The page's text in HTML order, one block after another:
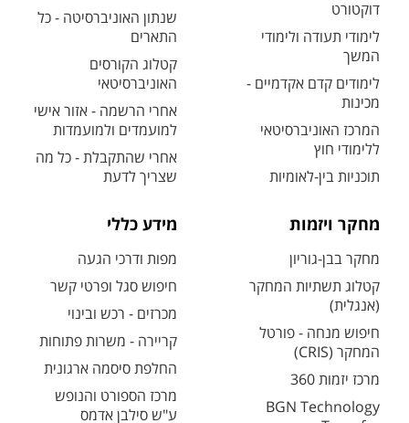
דוקטורט
לימודי תעודה ולימודי
המשך
לימודים קדם אקדמיים -
מכינות
המרכז האוניברסיטאי
ללימודי חוץ
תוכניות בין-לאומיות
שנתון האוניברסיטה - כל
התארים
קטלוג הקורסים
האוניברסיטאי
אחרי הרשמה - אזור אישי
למועמדים ולמועמדות
אחרי שהתקבלת - כל מה
שצריך לדעת
מחקר ויזמות
מחקר בבן-גוריון
קטלוג תשתיות המחקר
(אנגלית)
חיפוש מנחה - פורטל
המחקר (CRIS)
מרכז יזמות 360
BGN Technology
מידע כללי
מפות ודרכי הגעה
חיפוש סגל ופרטי קשר
מכרזים - רכש ובינוי
קריירה - משרות פתוחות
החלפת סיסמה ארגונית
מרכז הספורט והנופש
ע"ש סילבן אדמס